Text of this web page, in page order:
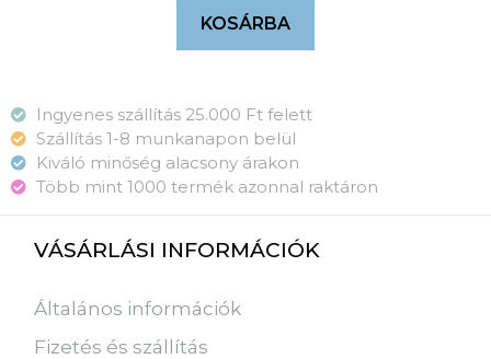
KOSÁRBA
Ingyenes szállítás 25.000 Ft felett
Szállítás 1-8 munkanapon belül
Kiváló minőség alacsony árakon
Több mint 1000 termék azonnal raktáron
VÁSÁRLÁSI INFORMÁCIÓK
Általános információk
Fizetés és szállítás